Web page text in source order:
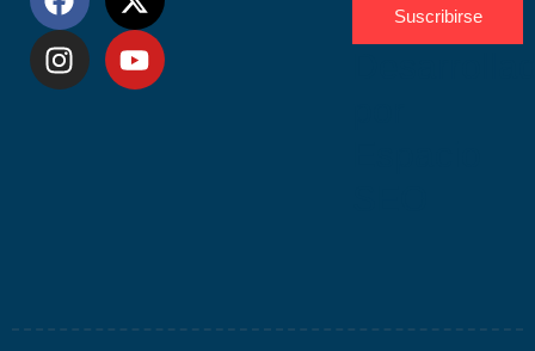
Suscribirse